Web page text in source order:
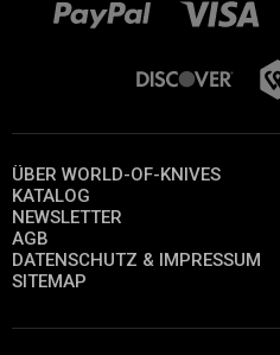
ÜBER WORLD-OF-KNIVES
KATALOG
NEWSLETTER
AGB
DATENSCHUTZ & IMPRESSUM
SITEMAP